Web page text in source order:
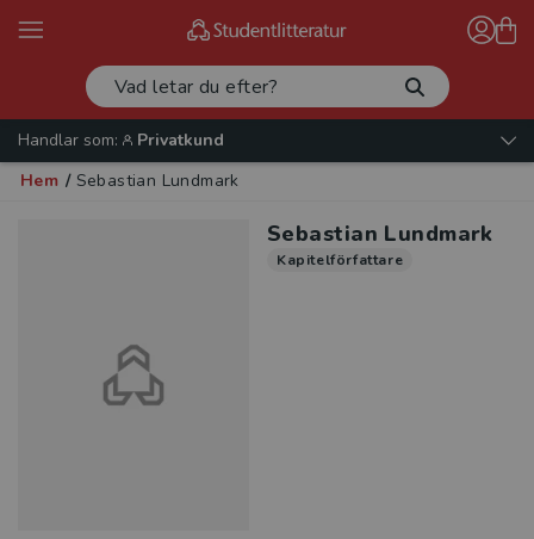
Handlar som:
Privatkund
Hem / Sebastian Lundmark
Sebastian Lundmark
Kapitelförfattare